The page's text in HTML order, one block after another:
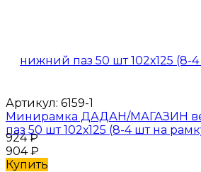
Артикул: 6159-1
Минирамка ДАДАН/МАГАЗИН
паз 50 шт 102х125 (8-4 шт на
924₽
904₽
Купить